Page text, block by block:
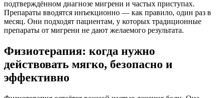
подтверждённом диагнозе мигрени и частых приступах.
Препараты вводятся инъекционно — как правило, один раз в
месяц. Они подходят пациентам, у которых традиционные
препараты от мигрени не дают желаемого результата.
Физиотерапия: когда нужно
действовать мягко, безопасно и
эффективно